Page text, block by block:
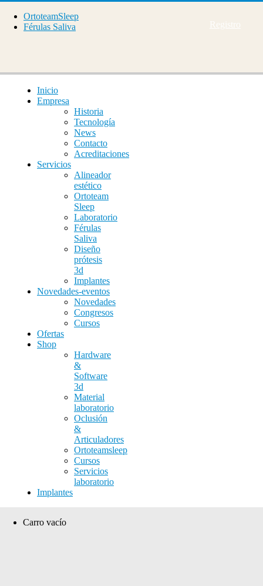
Registro
OrtoteamSleep
Férulas Saliva
Inicio
Empresa
Historia
Tecnología
News
Contacto
Acreditaciones
Servicios
Alineador
estético
Ortoteam
Sleep
Laboratorio
Férulas
Saliva
Diseño
prótesis
3d
Implantes
Novedades-eventos
Novedades
Congresos
Cursos
Ofertas
Shop
Hardware
&
Software
3d
Material
laboratorio
Oclusión
&
Articuladores
Ortoteamsleep
Cursos
Servicios
laboratorio
Implantes
Carro vacío